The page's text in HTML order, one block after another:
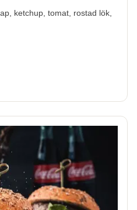
ketchup, tomat, rostad lök,